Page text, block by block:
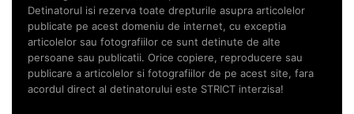
Detinatorul isi rezerva toate drepturile asupra articolelor
publicate pe acest domeniu de internet, cu exceptia
articolelor sau fotografiilor ce sunt detinute de alte
persoane sau publicatii. Orice copiere, reproducere sau
publicare a articolelor si fotografiilor de pe acest site, fara
acordul direct al detinatorului este STRICT interzisa!